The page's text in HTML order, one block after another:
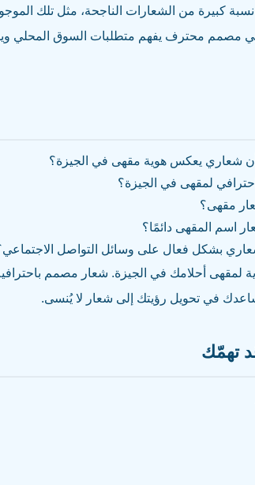
كبيرة من الشعارات الناجحة، مثل تلك
في مصمم محترف يفهم متطلبات السوق المحلي
شعاري يعكس هوية مقهى في الجيزة؟
لمقهى في الجيزة؟
مقهى؟
اسم المقهى دائمًا؟
بشكل فعال على وسائل التواصل
لمقهى أحلامك في الجيزة. شعار مصمم
في تحويل رؤيتك إلى شعار لا يُنسى.
تهمّك